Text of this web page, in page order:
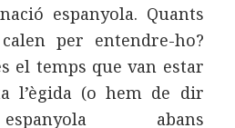
espanyola. Quants
per entendre-ho?
el temps que van estar
l’ègida (o hem de dir
abans